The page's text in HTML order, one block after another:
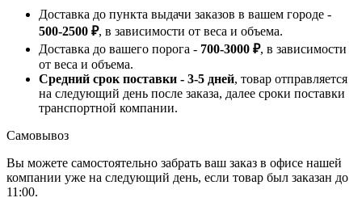
Доставка до пункта выдачи заказов в вашем городе -
500-2500 ₽, в зависимости от веса и объема.
Доставка до вашего порога - 700-3000 ₽, в зависимости
от веса и объема.
Средний срок поставки - 3-5 дней, товар отправляется
на следующий день после заказа, далее сроки поставки
транспортной компании.
Самовывоз
Вы можете самостоятельно забрать ваш заказ в офисе нашей
компании уже на следующий день, если товар был заказан до
11:00.